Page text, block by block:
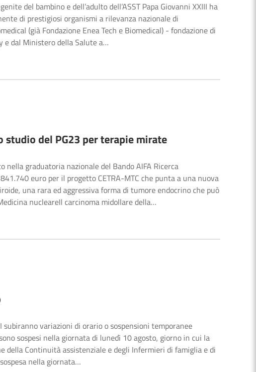
del bambino e dell’adulto dell’ASST Papa Giovanni XXIII ha
di prestigiosi organismi a rilevanza nazionale di
(già Fondazione Enea Tech e Biomedical) - fondazione di
e dal Ministero della Salute a…
del PG23 per terapie mirate
nella graduatoria nazionale del Bando AIFA Ricerca
euro per il progetto CETRA-MTC che punta a una nuova
una rara ed aggressiva forma di tumore endocrino che può
nucleareIl carcinoma midollare della…
variazioni di orario o sospensioni temporanee
sospesi nella giornata di lunedì 10 agosto, giorno in cui la
della Continuità assistenziale e degli Infermieri di famiglia e di
nella giornata…